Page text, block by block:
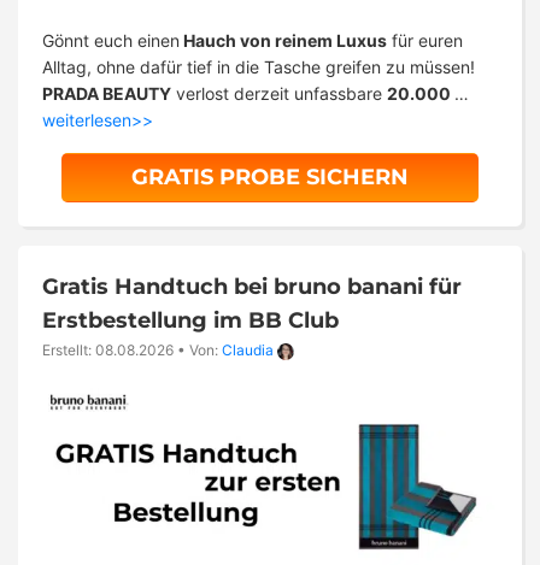
Gönnt euch einen Hauch von reinem Luxus für euren
Alltag, ohne dafür tief in die Tasche greifen zu müssen!
PRADA BEAUTY verlost derzeit unfassbare 20.000 …
weiterlesen>>
GRATIS PROBE SICHERN
Gratis Handtuch bei bruno banani für
Erstbestellung im BB Club
Erstellt: 08.08.2026 • Von: Claudia